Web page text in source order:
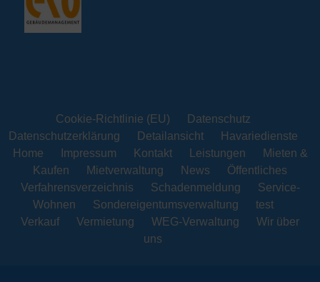
Cookie-Richtlinie (EU)
Datenschutz
Datenschutzerklärung
Detailansicht
Havariedienste
Home
Impressum Kontakt Leistungen
Mieten &
Kaufen
Mietverwaltung News
Öffentliches
Verfahrensverzeichnis
Schadenmeldung
Service-
Wohnen
Sondereigentumsverwaltung
test
Verkauf
Vermietung WEG-Verwaltung
Wir über
uns